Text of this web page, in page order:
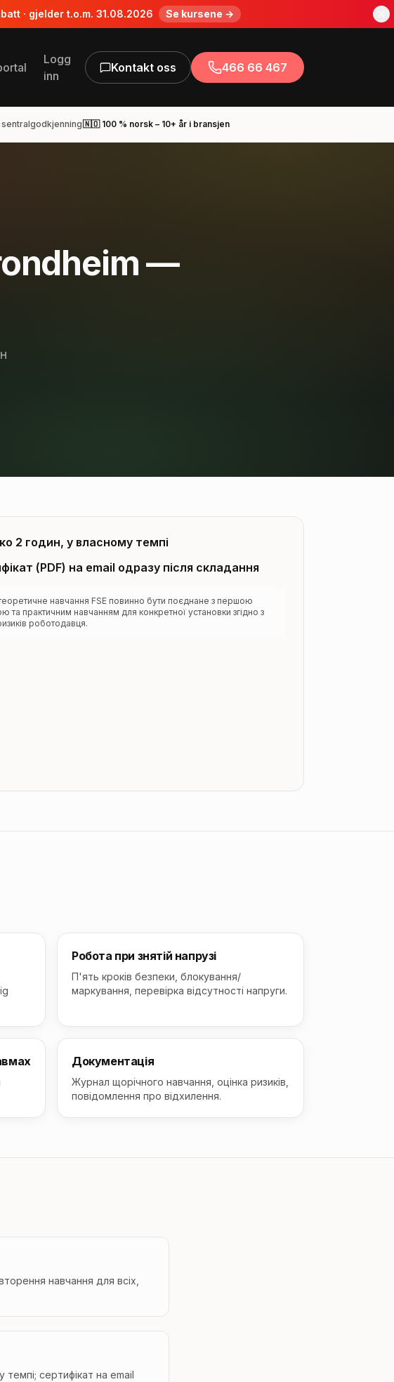
· gjelder t.o.m. 31.08.2026 Se kursene →
Logg
inn
Kontakt oss 466 66 467
🇳🇴 100 % norsk – 10+ år i bransjen
—
2 годин, у власному темпі
(PDF) на email одразу після складання
навчання FSE повинно бути поєднане з першою
та практичним навчанням для конкретної установки згідно з
роботодавця.
Робота при знятій напрузі
П'ять кроків безпеки, блокування/
маркування, перевірка відсутності напруги.
Документація
Журнал щорічного навчання, оцінка ризиків,
повідомлення про відхилення.
навчання для всіх,
сертифікат на email